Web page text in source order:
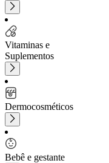
Vitaminas e
Suplementos
Dermocosméticos
Bebê e gestante